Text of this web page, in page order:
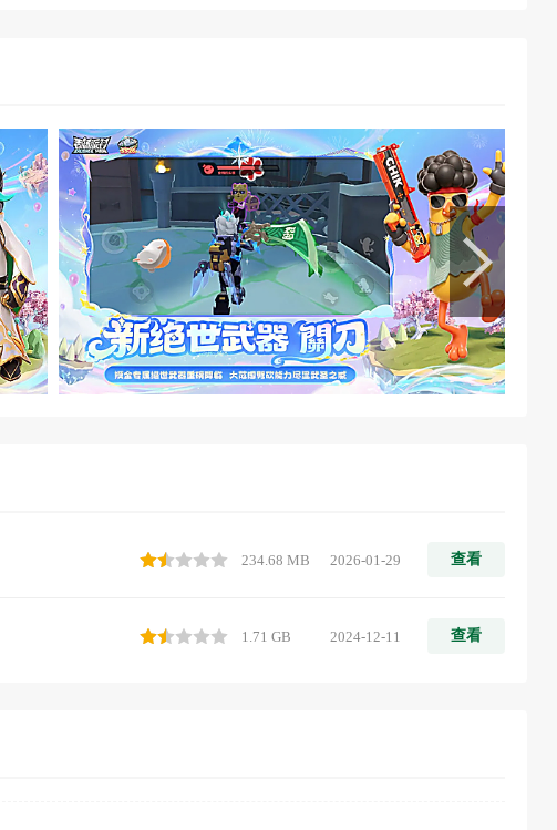
234.68 MB 2026-01-29 查看
1.71 GB 2024-12-11 查看